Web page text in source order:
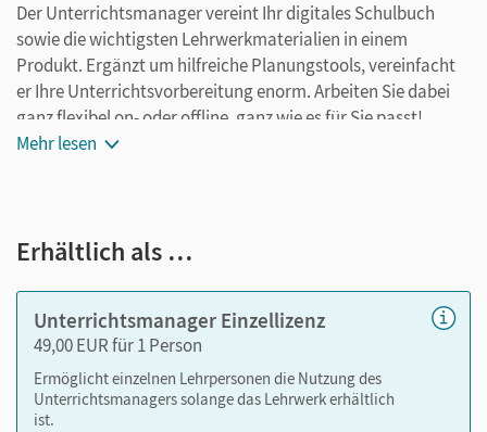
Der Unterrichtsmanager vereint Ihr digitales Schulbuch
sowie die wichtigsten Lehrwerkmaterialien in einem
Produkt. Ergänzt um hilfreiche Planungstools, vereinfacht
er Ihre Unterrichtsvorbereitung enorm. Arbeiten Sie dabei
ganz flexibel on- oder offline, ganz wie es für Sie passt!
Ihr Unterrichtsmanager enthält:
Schulbuch-Lehrkräftefassung als E-Book
Vokabellisten zu jedem Kapitel (als PDF und Word-
Audios und Videos für den Einsatz im Unterricht
Mehr lesen
Erhältlich als …
Unterrichtsmanager Einzellizenz
49,00 EUR für 1 Person
Ermöglicht einzelnen Lehrpersonen die Nutzung des
Unterrichtsmanagers solange das Lehrwerk erhältlich
ist.